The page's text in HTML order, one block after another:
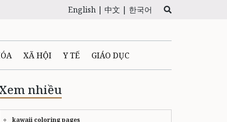
English | 中文 | 한국어
XÃ HỘI Y TẾ GIÁO DỤC
MÁY PHÁP LUẬT
- QUẢNG CÁO
nhiều
kawaii coloring pages